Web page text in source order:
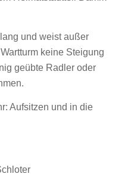
und weist außer
keine Steigung
geübte Radler oder
Aufsitzen und in die